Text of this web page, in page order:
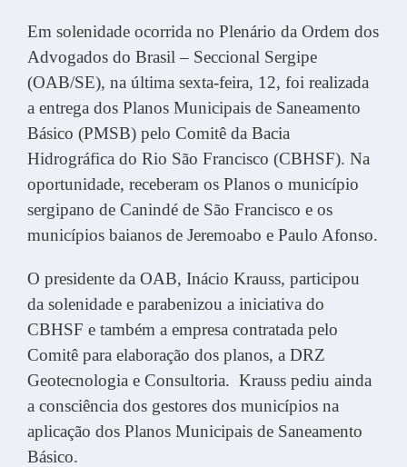
Em solenidade ocorrida no Plenário da Ordem dos
Advogados do Brasil – Seccional Sergipe
(OAB/SE), na última sexta-feira, 12, foi realizada
a entrega dos Planos Municipais de Saneamento
Básico (PMSB) pelo Comitê da Bacia
Hidrográfica do Rio São Francisco (CBHSF). Na
oportunidade, receberam os Planos o município
sergipano de Canindé de São Francisco e os
municípios baianos de Jeremoabo e Paulo Afonso.
O presidente da OAB, Inácio Krauss, participou
da solenidade e parabenizou a iniciativa do
CBHSF e também a empresa contratada pelo
Comitê para elaboração dos planos, a DRZ
Geotecnologia e Consultoria. Krauss pediu ainda
a consciência dos gestores dos municípios na
aplicação dos Planos Municipais de Saneamento
Básico.